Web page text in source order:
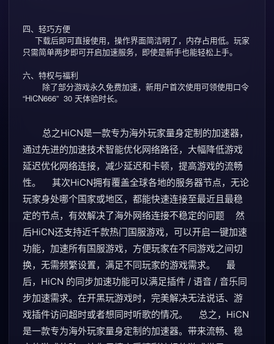
四、轻巧方便
下载后即可直接使用，操作界面简洁明了，内存占用低。玩家
只需简单两步即可开启加速服务，即使是新手也能轻松上手。
六、特权与福利
除了部分游戏永久免费加速，新用户首次使用可领使用口令
“HiCN666” 30 天体验时长。
总之HiCN是一款专为海外玩家量身定制的加速器，
通过先进的加速技术智能优化网络路径，大幅降低游戏
延迟优化网络连接，减少延迟和卡顿，提高游戏的流畅
性。 其次HiCN拥有覆盖全球各地的服务器节点，无论
玩家身处哪个国家或地区，都能快速连接至最近且最稳
定的节点，有效解决了海外网络连接不稳定的问题 然
后HiCN还支持近千款热门国服游戏，可以开启一键加速
功能，加速所有国服游戏，方便玩家在不同游戏之间切
换，无需频繁设置，满足不同玩家的游戏需求。 最
后，HiCN 的同步加速功能可以满足插件 / 语音 / 音乐同
步加速需求。在开黑玩游戏时，完美解决无法说话、游
戏插件访问超时或者想同时听歌的情况。 总之，HiCN
是一款专为海外玩家量身定制的加速器。带来流畅、稳